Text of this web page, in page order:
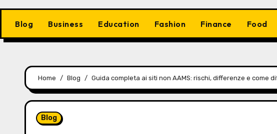
Blog Business Education Fashion Finance Food
Home Blog Guida completa ai siti non AAMS: rischi, differenze e come
Blog